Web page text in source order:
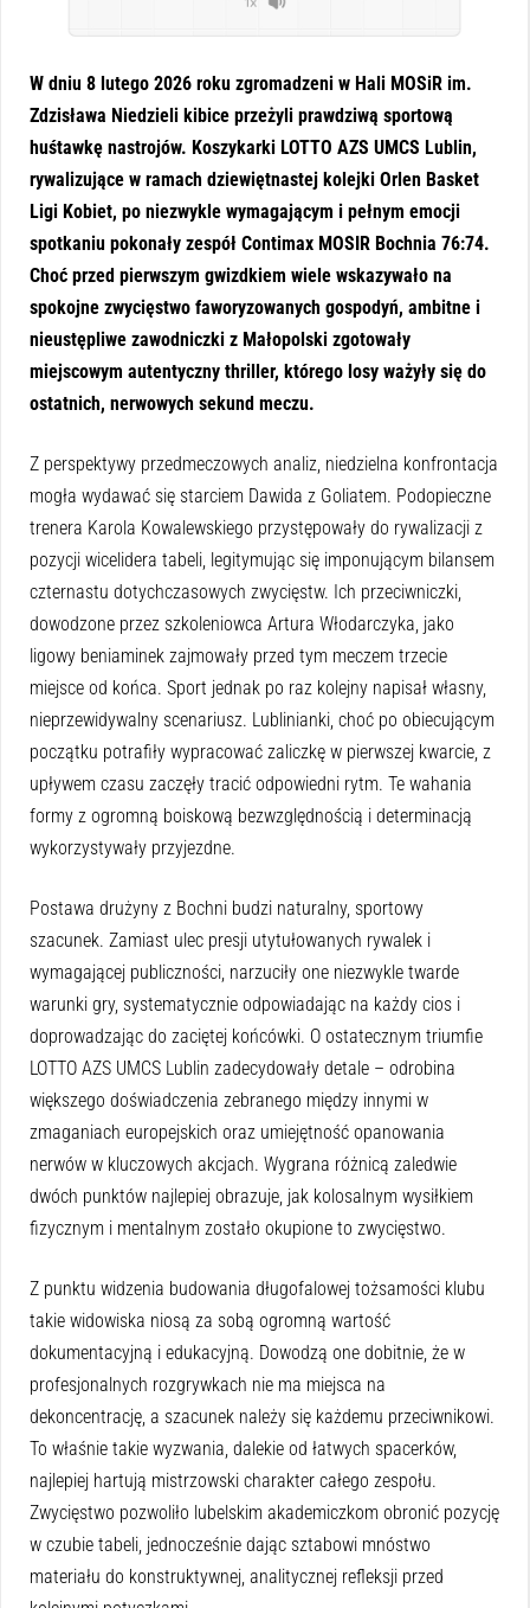
1x
W dniu 8 lutego 2026 roku zgromadzeni w Hali MOSiR im.
Zdzisława Niedzieli kibice przeżyli prawdziwą sportową
huśtawkę nastrojów. Koszykarki LOTTO AZS UMCS Lublin,
rywalizujące w ramach dziewiętnastej kolejki Orlen Basket
Ligi Kobiet, po niezwykle wymagającym i pełnym emocji
spotkaniu pokonały zespół Contimax MOSIR Bochnia 76:74.
Choć przed pierwszym gwizdkiem wiele wskazywało na
spokojne zwycięstwo faworyzowanych gospodyń, ambitne i
nieustępliwe zawodniczki z Małopolski zgotowały
miejscowym autentyczny thriller, którego losy ważyły się do
ostatnich, nerwowych sekund meczu.
Z perspektywy przedmeczowych analiz, niedzielna konfrontacja
mogła wydawać się starciem Dawida z Goliatem. Podopieczne
trenera Karola Kowalewskiego przystępowały do rywalizacji z
pozycji wicelidera tabeli, legitymując się imponującym bilansem
czternastu dotychczasowych zwycięstw. Ich przeciwniczki,
dowodzone przez szkoleniowca Artura Włodarczyka, jako
ligowy beniaminek zajmowały przed tym meczem trzecie
miejsce od końca. Sport jednak po raz kolejny napisał własny,
nieprzewidywalny scenariusz. Lublinianki, choć po obiecującym
początku potrafiły wypracować zaliczkę w pierwszej kwarcie, z
upływem czasu zaczęły tracić odpowiedni rytm. Te wahania
formy z ogromną boiskową bezwzględnością i determinacją
wykorzystywały przyjezdne.
Postawa drużyny z Bochni budzi naturalny, sportowy
szacunek. Zamiast ulec presji utytułowanych rywalek i
wymagającej publiczności, narzuciły one niezwykle twarde
warunki gry, systematycznie odpowiadając na każdy cios i
doprowadzając do zaciętej końcówki. O ostatecznym triumfie
LOTTO AZS UMCS Lublin zadecydowały detale – odrobina
większego doświadczenia zebranego między innymi w
zmaganiach europejskich oraz umiejętność opanowania
nerwów w kluczowych akcjach. Wygrana różnicą zaledwie
dwóch punktów najlepiej obrazuje, jak kolosalnym wysiłkiem
fizycznym i mentalnym zostało okupione to zwycięstwo.
Z punktu widzenia budowania długofalowej tożsamości klubu
takie widowiska niosą za sobą ogromną wartość
dokumentacyjną i edukacyjną. Dowodzą one dobitnie, że w
profesjonalnych rozgrywkach nie ma miejsca na
dekoncentrację, a szacunek należy się każdemu przeciwnikowi.
To właśnie takie wyzwania, dalekie od łatwych spacerków,
najlepiej hartują mistrzowski charakter całego zespołu.
Zwycięstwo pozwoliło lubelskim akademiczkom obronić pozycję
w czubie tabeli, jednocześnie dając sztabowi mnóstwo
materiału do konstruktywnej, analitycznej refleksji przed